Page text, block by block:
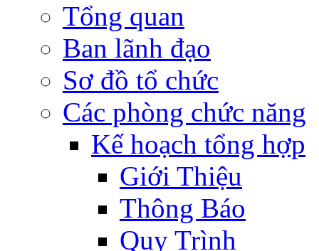
Tổng quan
Ban lãnh đạo
Sơ đồ tổ chức
Các phòng chức năng
Kế hoạch tổng hợp
Giới Thiệu
Thông Báo
Quy Trình